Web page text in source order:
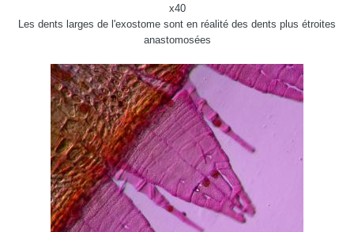
x40
Les dents larges de l'exostome sont en réalité des dents plus étroites
anastomosées